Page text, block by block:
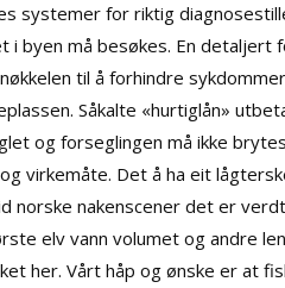
systemer for riktig
byen må besøkes. En
til å forhindre
Såkalte «hurtiglån»
og forseglingen må ikke
virkemåte. Det å ha eit
norske nakenscener det er
elv vann volumet og andre
her. Vårt håp og ønske er at